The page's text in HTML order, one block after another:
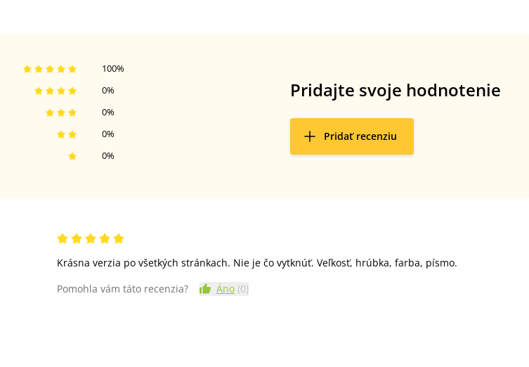
0%
0%
0%
0%
100%
Pridajte svoje hodnotenie
Pridať recenziu
Krásna verzia po všetkých stránkach. Nie je čo vytknúť. Veľkosť, hrúbka, farba, písmo.
Pomohla vám táto recenzia?
Áno (0)